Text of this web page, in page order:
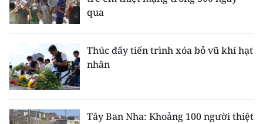
qua
Thúc đẩy tiến trình xóa bỏ vũ khí hạt
nhân
Tây Ban Nha: Khoảng 100 người thiệt